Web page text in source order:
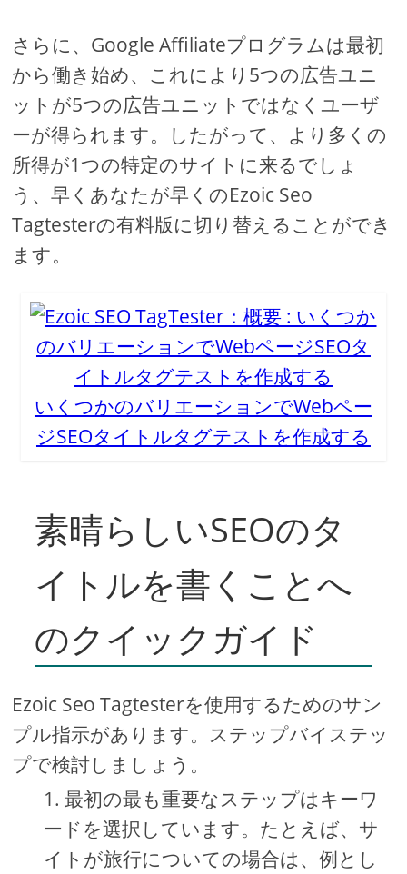
さらに、Google Affiliateプログラムは最初
から働き始め、これにより5つの広告ユニ
ットが5つの広告ユニットではなくユーザ
ーが得られます。したがって、より多くの
所得が1つの特定のサイトに来るでしょ
う、早くあなたが早くのEzoic Seo
Tagtesterの有料版に切り替えることができ
ます。
いくつかのバリエーションでWebペー
ジSEOタイトルタグテストを作成する
素晴らしいSEOのタ
イトルを書くことへ
のクイックガイド
Ezoic Seo Tagtesterを使用するためのサン
プル指示があります。ステップバイステッ
プで検討しましょう。
最初の最も重要なステップはキーワ
ードを選択しています。たとえば、サ
イトが旅行についての場合は、例とし